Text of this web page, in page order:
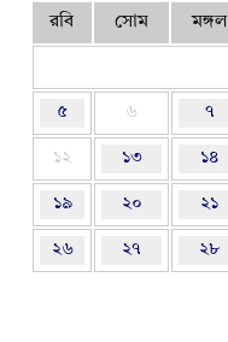
রবি সোম মঙ্গল
৫ ৬ ৭
১২ ১৩ ১৪
১৯ ২০ ২১
২৬ ২৭ ২৮